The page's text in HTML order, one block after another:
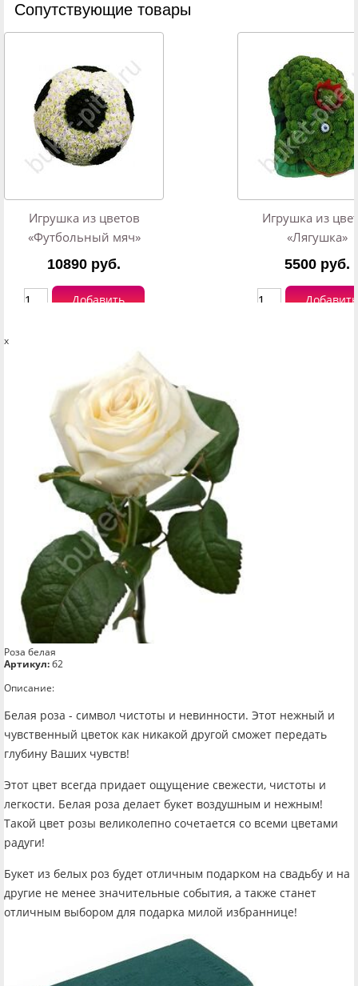
Cопутствующие товары
Игрушка из цветов
«Футбольный мяч»
Добавить
10890 руб.
Игрушка из
«Лягушка»
Добавить
5500 руб.
x
Роза белая
Артикул:б2
Описание:
Белая роза - символ чистоты и невинности. Этот нежный и
чувственный цветок как никакой другой сможет передать
глубину Ваших чувств!
Этот цвет всегда придает ощущение свежести, чистоты и
легкости. Белая роза делает букет воздушным и нежным!
Такой цвет розы великолепно сочетается со всеми цветами
радуги!
Букет из белых роз будет отличным подарком на свадьбу и на
другие не менее значительные события, а также станет
отличным выбором для подарка милой избраннице!